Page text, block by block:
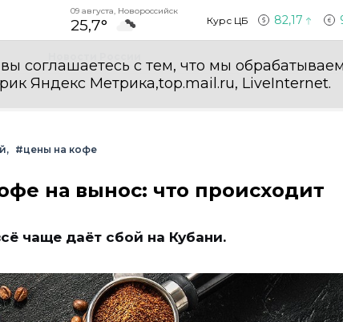
09 августа, Новороссийск
25,7° Курс ЦБ 82,17
соглашаетесь с тем, что мы
Яндекс Метрика,top.mail.ru, LiveInternet.
#цены на кофе
на вынос: что происходит
чаще даёт сбой на Кубани.